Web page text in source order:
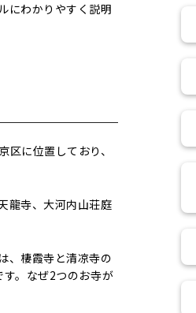
にわかりやすく説明
に位置しており、
龍寺、大河内山荘庭
、棲霞寺と清凉寺の
。なぜ2つのお寺が